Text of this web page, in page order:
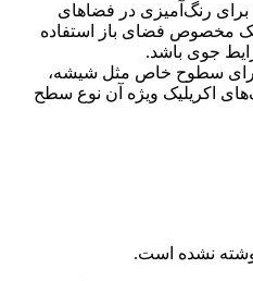
برای رنگ‌آمیزی در فضاهای
مخصوص فضای باز استفاده
جوی باشد.
سطوح خاص مثل شیشه،
اکریلیک ویژه آن نوع سطح
نشده است.